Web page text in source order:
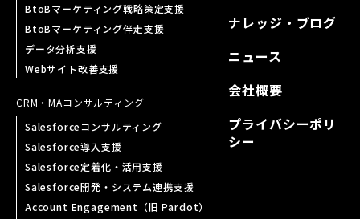
BtoBマーケティング戦略策定支援
BtoBマーケティング伴走支援
データ分析支援
Webサイト改善支援
CRM・MAコンサルティング
Salesforceコンサルティング
Salesforce導入支援
Salesforce定着化・活用支援
Salesforce開発・システム連携支援
Account Engagement（旧 Pardot）
ナレッジ・ブログ
ニュース
会社概要
プライバシーポリ
シー